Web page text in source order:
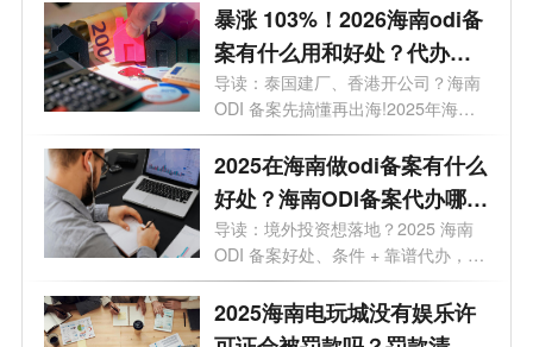
暴涨 103%！2026海南odi备
案有什么用和好处？代办选
哪家？一文讲透
导读：泰国建厂、香港开公司？海南
ODI 备案先搞懂再出海!2025年海南
企业境外...
2025在海南做odi备案有什么
好处？海南ODI备案代办哪家
靠谱？一文了解
导读：境外投资想落地？2025 海南
ODI 备案好处、条件 + 靠谱代办，全
给你整...
2025海南电玩城没有娱乐许